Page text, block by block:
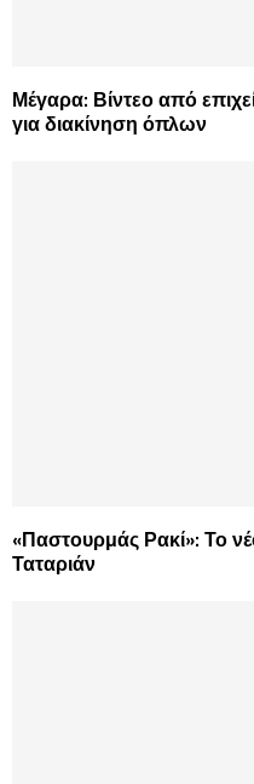
Μέγαρα: Βίντεο από
για διακίνηση όπλων
«Παστουρμάς Ρακί»: Το
Ταταριάν